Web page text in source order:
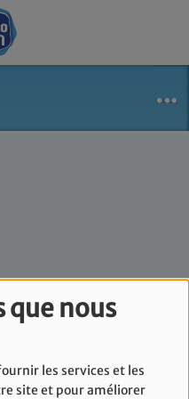
nous
les services et les
site et pour améliorer
Sahin
juin